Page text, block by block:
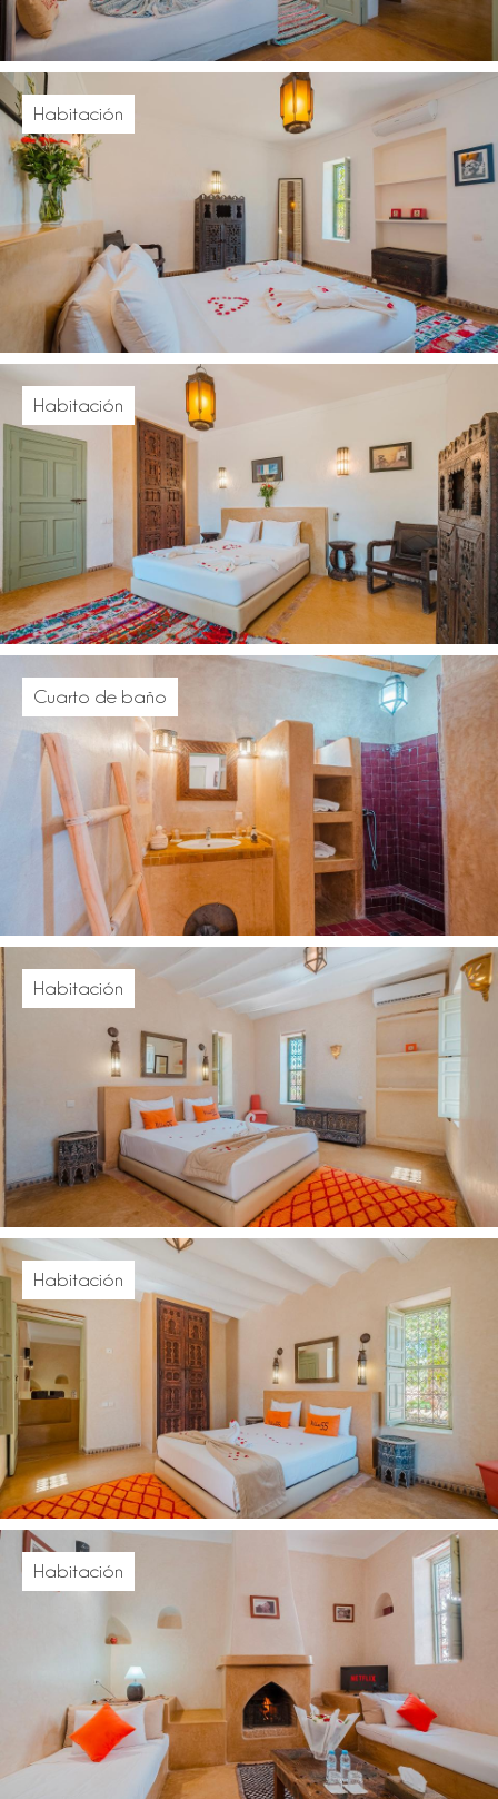
Habitación
Habitación
Cuarto de baño
Habitación
Habitación
Habitación